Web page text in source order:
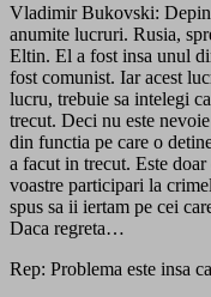
Vladimir Bukovski:
anumite lucruri. Rusia,
Eltin. El a fost insa unul
fost comunist. Iar acest
lucru, trebuie sa intelegi
trecut. Deci nu este
din functia pe care o
a facut in trecut. Este
voastre participari la
spus sa ii iertam pe cei
Daca regreta…
Rep: Problema este insa